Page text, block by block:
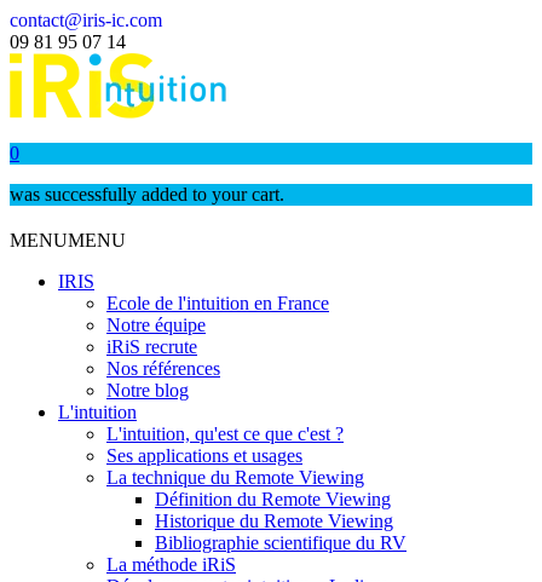
contact@iris-ic.com
09 81 95 07 14
0
was successfully added to your cart.
MENUMENU
IRIS
Ecole de l'intuition en France
Notre équipe
iRiS recrute
Nos références
Notre blog
L'intuition
L'intuition, qu'est ce que c'est ?
Ses applications et usages
La technique du Remote Viewing
Définition du Remote Viewing
Historique du Remote Viewing
Bibliographie scientifique du RV
La méthode iRiS